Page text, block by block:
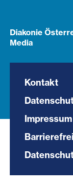
Diakonie
Media
Kontakt
Impressum